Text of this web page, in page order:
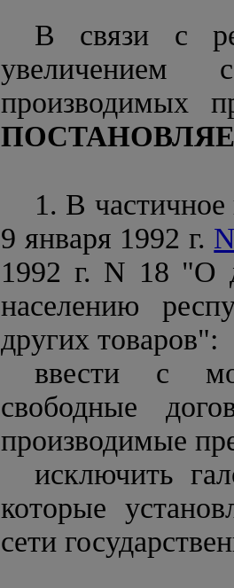
В связи с
увеличением
производимых
1. В
9 января 1992 г.
1992 г. N 18 "О
населению
других товаров":
ввести с
свободные
производимые
исключить
которые
сети